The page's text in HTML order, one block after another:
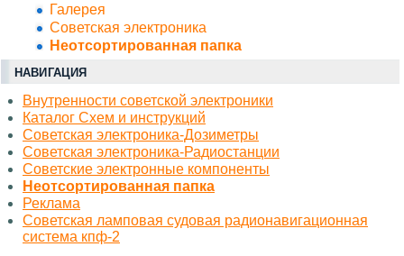
Галерея
Советская электроника
Неотсортированная папка
НАВИГАЦИЯ
Внутренности советской электроники
Каталог Схем и инструкций
Советская электроника-Дозиметры
Советская электроника-Радиостанции
Советские электронные компоненты
Неотсортированная папка
Реклама
Советская ламповая судовая радионавигационная
система кпф-2